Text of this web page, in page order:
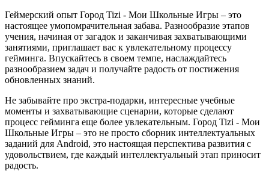
Геймерский опыт Город Tizi - Мои Школьные Игры – это
настоящее умопомрачительная забава. Разнообразие этапов
учения, начиная от загадок и заканчивая захватывающими
занятиями, приглашает вас к увлекательному процессу
гейминга. Впускайтесь в своем темпе, наслаждайтесь
разнообразием задач и получайте радость от постижения
обновленных знаний.
Не забывайте про экстра-подарки, интересные учебные
моменты и захватывающие сценарии, которые сделают
процесс гейминга еще более увлекательным. Город Tizi - Мои
Школьные Игры – это не просто сборник интеллектуальных
заданий для Android, это настоящая перспектива развития с
удовольствием, где каждый интеллектуальный этап приносит
радость.